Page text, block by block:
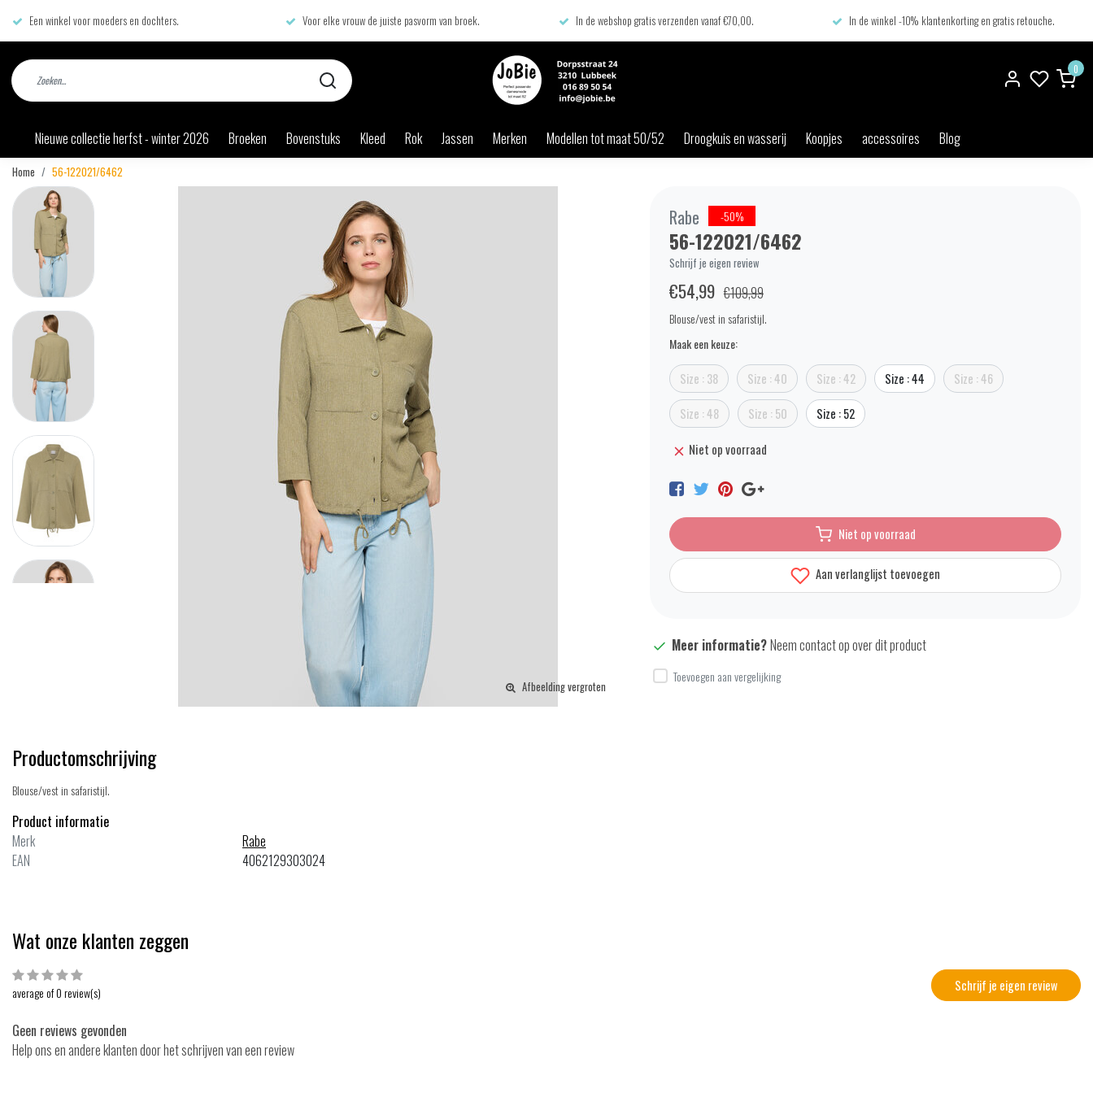
Een winkel voor moeders en dochters. Voor elke vrouw de juiste pasvorm van broek. In de webshop gratis verzenden vanaf €70,00. In de winkel -10% klantenkorting en gratis retouche.
0
Nieuwe collectie herfst - winter 2026 Broeken Bovenstuks Kleed Rok Jassen Merken Modellen tot maat 50/52 Droogkuis en wasserij Koopjes accessoires Blog
Home 56-122021/6462
Afbeelding vergroten
Rabe -50%
56-122021/6462
Schrijf je eigen review
€54,99 €109,99
Blouse/vest in safaristijl.
Maak een keuze:
Size : 38 Size : 40 Size : 42 Size : 44 Size : 46
Size : 48 Size : 50 Size : 52
Niet op voorraad
Niet op voorraad
Aan verlanglijst toevoegen
Meer informatie?Neem contact op over dit product
Toevoegen aan vergelijking
Productomschrijving
Blouse/vest in safaristijl.
Product informatie
Merk
Rabe
EAN
4062129303024
Wat onze klanten zeggen
average of 0 review(s) Schrijf je eigen review
Geen reviews gevonden
Help ons en andere klanten door het schrijven van een review